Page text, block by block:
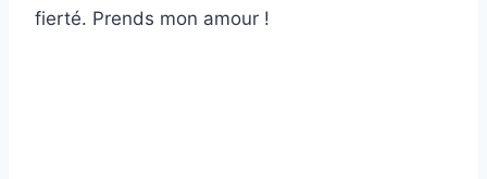
fierté. Prends mon amour !